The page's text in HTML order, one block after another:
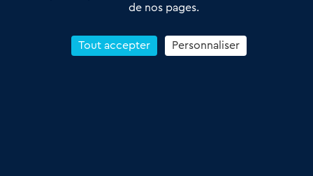
proximité et des territoires
Reprendre un Restaurant Rapide
de nos pages.
Tout accepter Personnaliser